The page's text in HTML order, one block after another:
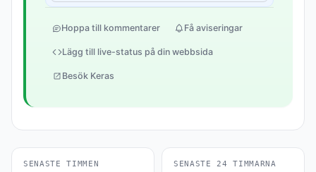
Hoppa till kommentarer Få aviseringar
Lägg till live-status på din webbsida
Besök Keras
SENASTE TIMMEN SENASTE 24 TIMMARNA